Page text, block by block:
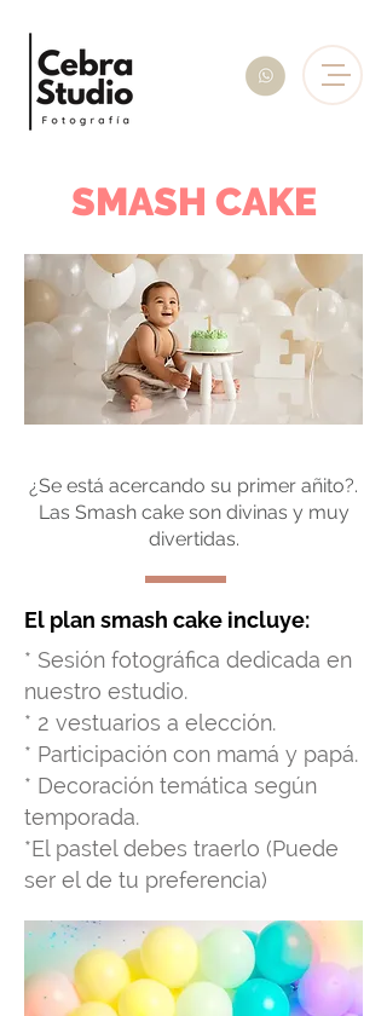
SMASH CAKE
¿Se está acercando su primer añito?.
Las Smash cake son divinas y muy
divertidas.
El plan smash cake incluye:
* Sesión fotográfica dedicada en
nuestro estudio.
* 2 vestuarios a elección.
* Participación con mamá y papá.
* Decoración temática según
temporada.
*El pastel debes traerlo (Puede
ser el de tu preferencia)